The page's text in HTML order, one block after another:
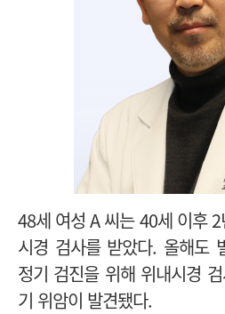
48세 여성 A 씨는 40세 이후
시경 검사를 받았다. 올해도
정기 검진을 위해 위내시경
기 위암이 발견됐다.